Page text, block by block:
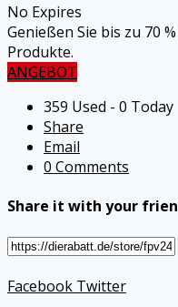
No Expires
Genießen Sie bis zu 70
Produkte.
ANGEBOT
359 Used - 0 Today
Share
Email
0 Comments
Share it with your
Facebook Twitter